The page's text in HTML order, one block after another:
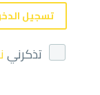
تسجيل
تذكرني